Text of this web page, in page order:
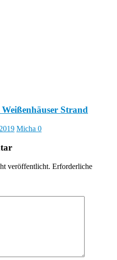
Strand
Micha 0
veröffentlicht. Erforderliche